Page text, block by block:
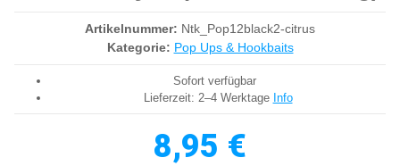
Artikelnummer: Ntk_Pop12black2-citrus
Kategorie: Pop Ups & Hookbaits
Sofort verfügbar
Lieferzeit: 2–4 Werktage Info
8,95 €